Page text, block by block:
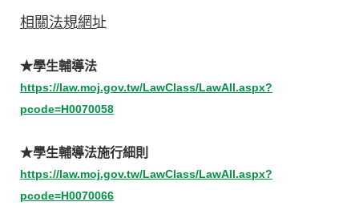
相關法規網址
★學生輔導法
https://law.moj.gov.tw/LawClass/LawAll.aspx?
pcode=H0070058
★學生輔導法施行細則
https://law.moj.gov.tw/LawClass/LawAll.aspx?
pcode=H0070066